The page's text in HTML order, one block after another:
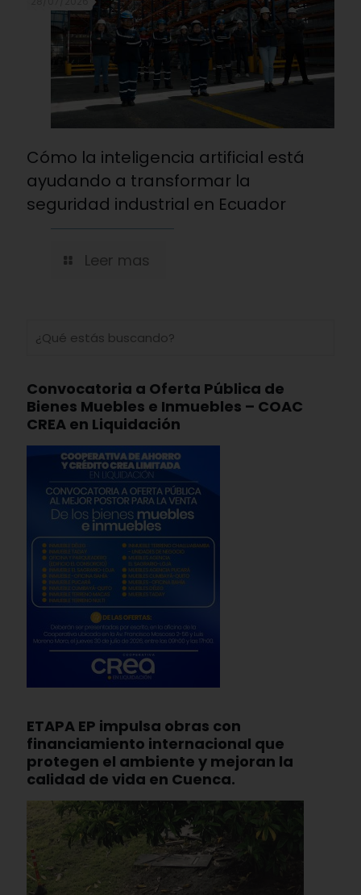
Cómo la inteligencia artificial está
ayudando a transformar la
seguridad industrial en Ecuador
Leer mas
Convocatoria a Oferta Pública de
Bienes Muebles e Inmuebles – COAC
CREA en Liquidación
ETAPA EP impulsa obras con
financiamiento internacional que
protegen el ambiente y mejoran la
calidad de vida en Cuenca.